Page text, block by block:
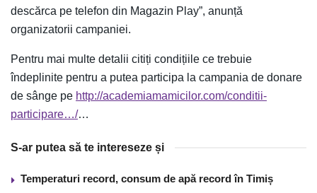
descărca pe telefon din Magazin Play”, anunță
organizatorii campaniei.
Pentru mai multe detalii citiți condițiile ce trebuie
îndeplinite pentru a putea participa la campania de donare
de sânge pe http://academiamamicilor.com/conditii-
participare…/…
S-ar putea să te intereseze și
Temperaturi record, consum de apă record în Timiș